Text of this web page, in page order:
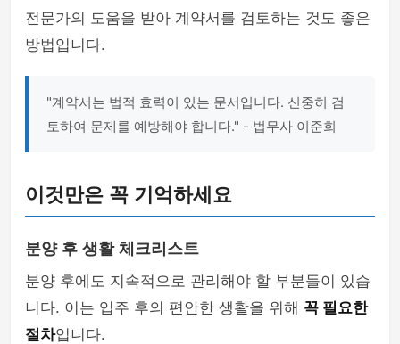
전문가의 도움을 받아 계약서를 검토하는 것도 좋은
방법입니다.
"계약서는 법적 효력이 있는 문서입니다. 신중히 검
토하여 문제를 예방해야 합니다." - 법무사 이준희
이것만은 꼭 기억하세요
분양 후 생활 체크리스트
분양 후에도 지속적으로 관리해야 할 부분들이 있습
니다. 이는 입주 후의 편안한 생활을 위해 꼭 필요한
절차입니다.